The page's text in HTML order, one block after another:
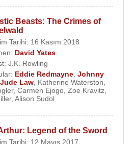
filmlerindeBatman’i ve ya
istemişti fakat reddedildi.
Returns filminin
, Law’a General Zod
kabul etmemesi üzerine, bu
People Dergisi tarafından
Erkekseçilen Jude Law,
sırasında tanıştığı
ile2 Eylül 1997’de evlendi.
1996),Iris(25 ekim 2000)
Beasts: The Crimes of
Tarihi: 16 Kasım 2018
David Yates
J.K. Rowling
Eddie Redmayne Johnny
Jude Law Katherine Waterston
, Carmen Ejogo Zoe Kravitz
, Alison Sudol
Legend of the Sword
Tarihi: 12 Mayıs 2017